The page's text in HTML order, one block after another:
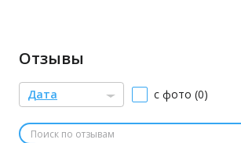
Отзывы
Дата с фото (0)